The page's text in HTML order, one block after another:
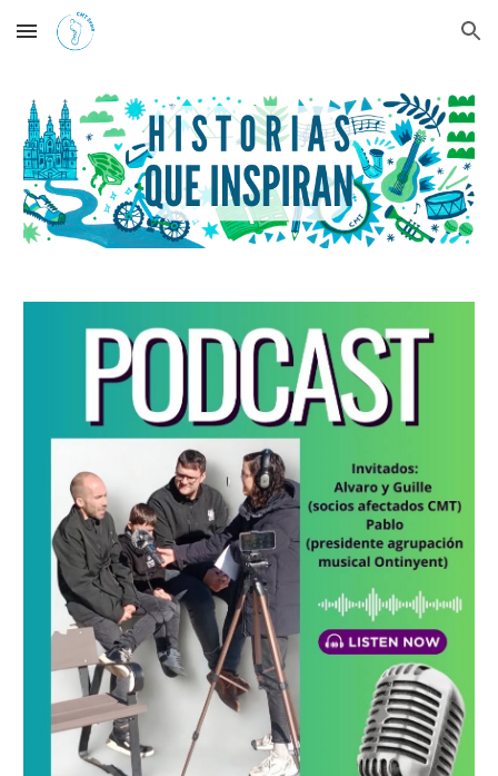
Skip to main content Skip to navigation